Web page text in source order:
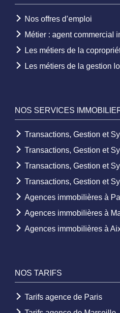
Nos offres d’emploi
Métier : agent commercial
Les métiers de la
Les métiers de la gestion
NOS SERVICES
Transactions, Gestion et
Transactions, Gestion et
Transactions, Gestion et
Transactions, Gestion et
Agences immobilières à
Agences immobilières à
Agences immobilières à
NOS TARIFS
Tarifs agence de Paris